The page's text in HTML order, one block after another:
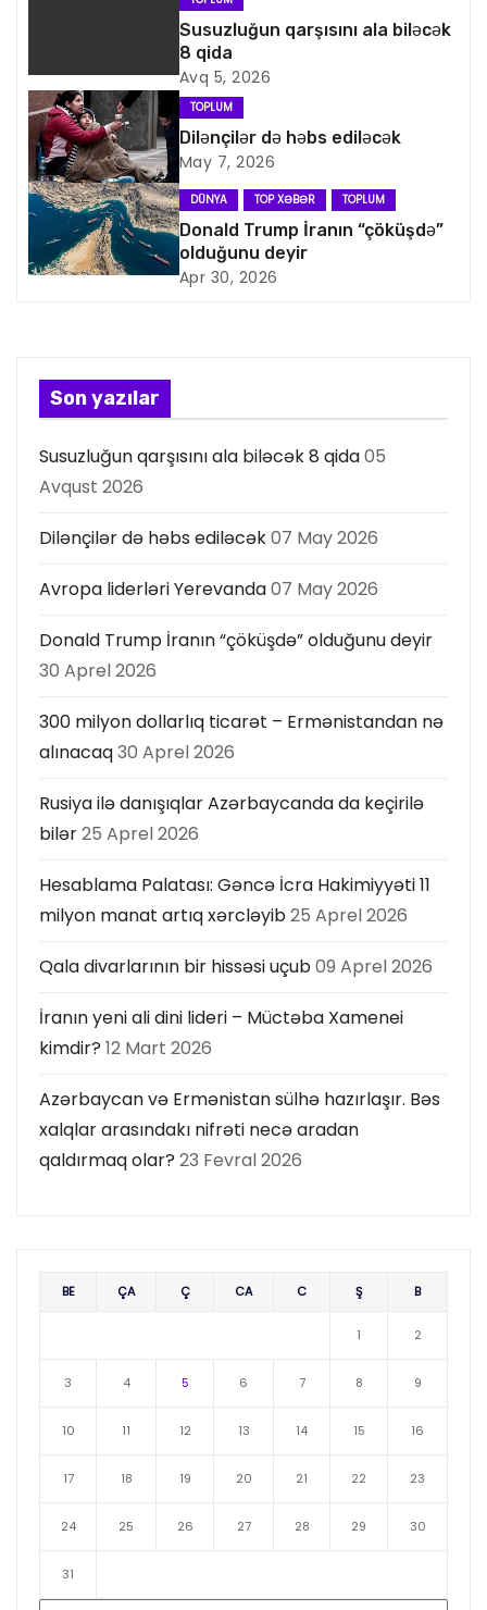
i
q
a
s
i
s
ı
Susuzluğun qarşısını ala biləcək
8 qida
Avq 5, 2026
TOPLUM
Dilənçilər də həbs ediləcək
May 7, 2026
DÜNYA TOP XƏBƏR TOPLUM
Donald Trump İranın “çöküşdə”
olduğunu deyir
Apr 30, 2026
Son yazılar
Susuzluğun qarşısını ala biləcək 8 qida05
Avqust 2026
Dilənçilər də həbs ediləcək07 May 2026
Avropa liderləri Yerevanda07 May 2026
Donald Trump İranın “çöküşdə” olduğunu deyir
30 Aprel 2026
300 milyon dollarlıq ticarət – Ermənistandan nə
alınacaq30 Aprel 2026
Rusiya ilə danışıqlar Azərbaycanda da keçirilə
bilər25 Aprel 2026
Hesablama Palatası: Gəncə İcra Hakimiyyəti 11
milyon manat artıq xərcləyib25 Aprel 2026
Qala divarlarının bir hissəsi uçub09 Aprel 2026
İranın yeni ali dini lideri – Müctəba Xamenei
kimdir? 12 Mart 2026
Azərbaycan və Ermənistan sülhə hazırlaşır. Bəs
xalqlar arasındakı nifrəti necə aradan
qaldırmaq olar? 23 Fevral 2026
BE ÇA Ç CA C Ş B
1 2
3 4 5 6 7 8 9
10 11 12 13 14 15 16
17 18 19 20 21 22 23
24 25 26 27 28 29 30
31